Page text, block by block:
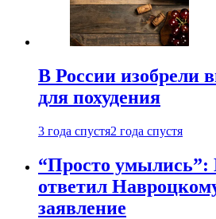
В России изобрели
для похудения
3 года спустя2 года спустя
“Просто
ответил
заявление